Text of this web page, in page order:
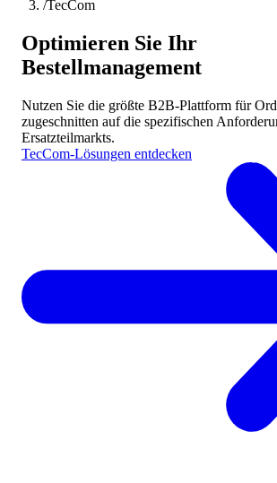
/TecCom
Optimieren Sie Ihr
Bestellmanagement
Nutzen Sie die größte B2B-Plattform für
zugeschnitten auf die spezifischen
Ersatzteilmarkts.
TecCom-Lösungen entdecken